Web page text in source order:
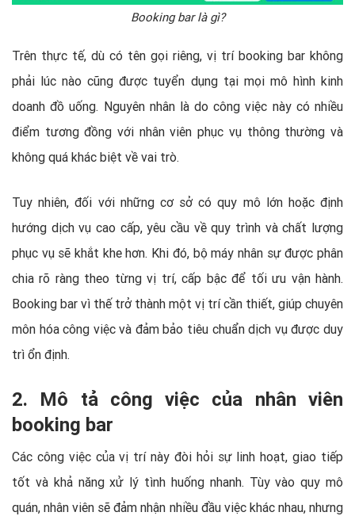
Booking bar là gì?
Trên thực tế, dù có tên gọi riêng, vị trí booking bar không
phải lúc nào cũng được tuyển dụng tại mọi mô hình kinh
doanh đồ uống. Nguyên nhân là do công việc này có nhiều
điểm tương đồng với nhân viên phục vụ thông thường và
không quá khác biệt về vai trò.
Tuy nhiên, đối với những cơ sở có quy mô lớn hoặc định
hướng dịch vụ cao cấp, yêu cầu về quy trình và chất lượng
phục vụ sẽ khắt khe hơn. Khi đó, bộ máy nhân sự được phân
chia rõ ràng theo từng vị trí, cấp bậc để tối ưu vận hành.
Booking bar vì thế trở thành một vị trí cần thiết, giúp chuyên
môn hóa công việc và đảm bảo tiêu chuẩn dịch vụ được duy
trì ổn định.
2. Mô tả công việc của nhân viên
booking bar
Các công việc của vị trí này đòi hỏi sự linh hoạt, giao tiếp
tốt và khả năng xử lý tình huống nhanh. Tùy vào quy mô
quán, nhân viên sẽ đảm nhận nhiều đầu việc khác nhau, nhưng